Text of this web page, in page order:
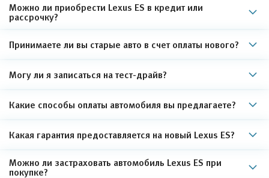
Можно ли приобрести Lexus ES в кредит или
рассрочку?
Принимаете ли вы старые авто в счет оплаты нового?
Могу ли я записаться на тест-драйв?
Какие способы оплаты автомобиля вы предлагаете?
Какая гарантия предоставляется на новый Lexus ES?
Можно ли застраховать автомобиль Lexus ES при
покупке?